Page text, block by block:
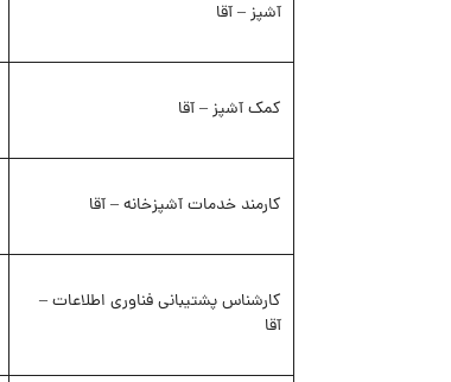
آشپز – آقا
کمک آشپز – آقا
کارمند خدمات آشپزخانه – آقا
کارشناس پشتیبانی فناوری اطلاعات –
آقا